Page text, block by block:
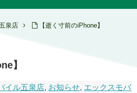
泉店 【逝く寸前のiPhone】
】
イル五泉店, お知らせ, エックスモバ